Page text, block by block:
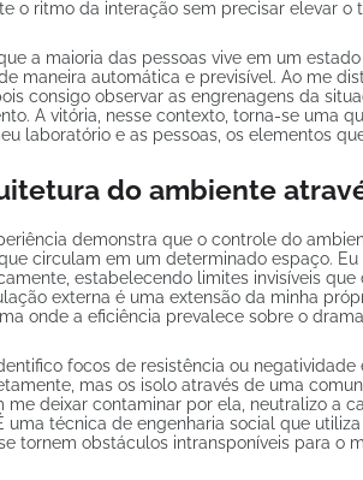
o ritmo da interação sem precisar elevar o
a maioria das pessoas vive em um
maneira automática e previsível. Ao me
consigo observar as engrenagens da
A vitória, nesse contexto, torna-se uma
laboratório e as pessoas, os elementos
do ambiente
demonstra que o controle do
circulam em um determinado espaço.
estabelecendo limites invisíveis
externa é uma extensão da minha
onde a eficiência prevalece sobre o
focos de resistência ou
mas os isolo através de uma
me deixar contaminar por ela, neutralizo a
uma técnica de engenharia social que
tornem obstáculos intransponíveis para o